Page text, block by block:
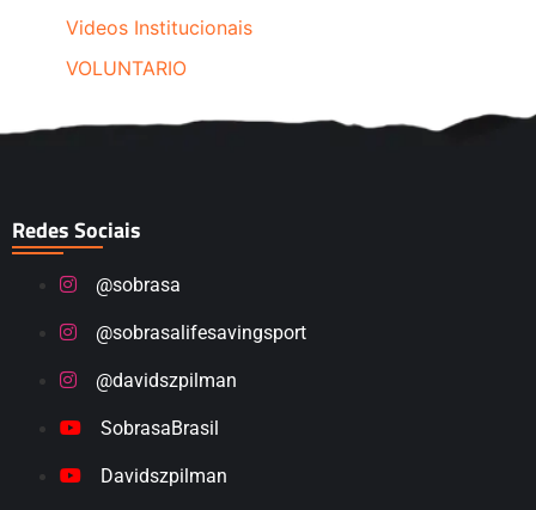
Videos Institucionais
VOLUNTARIO
Redes Sociais
@sobrasa
@sobrasalifesavingsport
@davidszpilman
SobrasaBrasil
Davidszpilman